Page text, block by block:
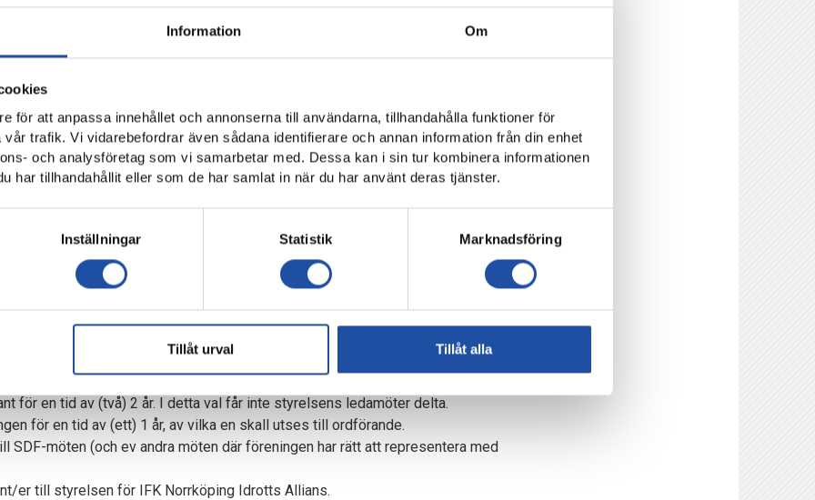
Information Om
för att anpassa innehållet och annonserna till användarna, tillhandahålla funktioner för
trafik. Vi vidarebefordrar även sådana identifierare och annan information från din enhet
och analysföretag som vi samarbetar med. Dessa kan i sin tur kombinera informationen
har tillhandahållit eller som de har samlat in när du har använt deras tjänster.
Inställningar Statistik Marknadsföring
Tillåt urval Tillåt alla
(balans- och resultaträkning) för föreningen för det senaste
förvaltningen (balans- och resultaträkning) i av föreningen helt eller delvis ägda
styrelsens förvaltning under det senaste verksamhets-/räkenskapsåret.
för den tid revisionen avser.
samt behandling av budget för det kommande verksamhets-
och i rätt tid inkomna motioner.
i styrelsen för en tid av 2 år.
för dem fastställd turordning för en tid av 1 år.
för en tid av (två) 2 år. I detta val får inte styrelsens ledamöter delta.
för en tid av (ett) 1 år, av vilka en skall utses till ordförande.
SDF-möten (och ev andra möten där föreningen har rätt att representera med
er till styrelsen för IFK Norrköping Idrotts Allians.